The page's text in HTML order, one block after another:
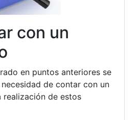
con un
en puntos anteriores se
de contar con un
realización de estos